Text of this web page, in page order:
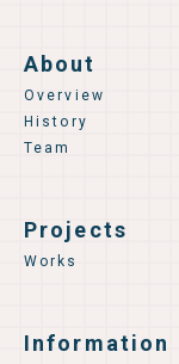
About
Overview
History
Team
Projects
Works
Information